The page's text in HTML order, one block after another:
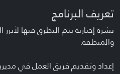
تعريف البرنامج
نشرة إخبارية يتم التطرق فيها
والمنطقة.
إعداد وتقديم فريق العمل في